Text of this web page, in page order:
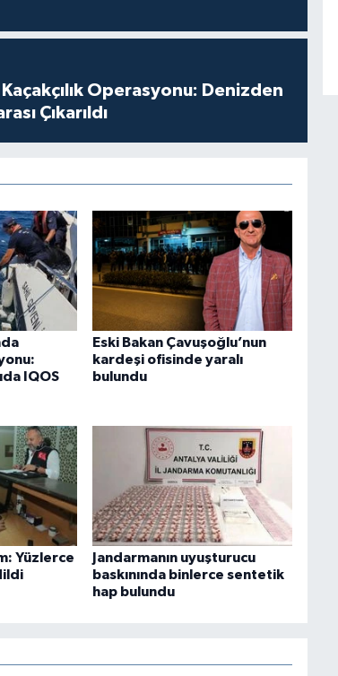
Operasyonu: Denizden
Çıkarıldı
IQOS
Eski Bakan Çavuşoğlu’nun
kardeşi ofisinde yaralı
bulundu
Yüzlerce
Jandarmanın uyuşturucu
baskınında binlerce sentetik
hap bulundu